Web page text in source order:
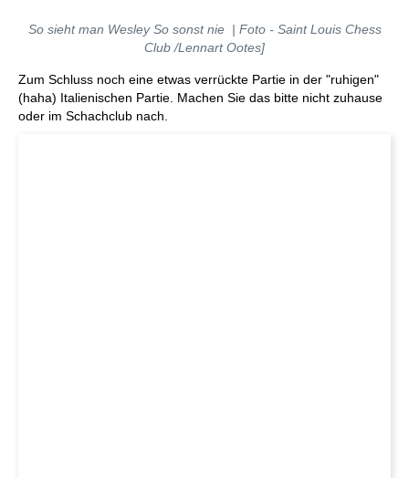
So sieht man Wesley So sonst nie | Foto - Saint Louis Chess
Club /Lennart Ootes]
Zum Schluss noch eine etwas verrückte Partie in der "ruhigen"
(haha) Italienischen Partie. Machen Sie das bitte nicht zuhause
oder im Schachclub nach.